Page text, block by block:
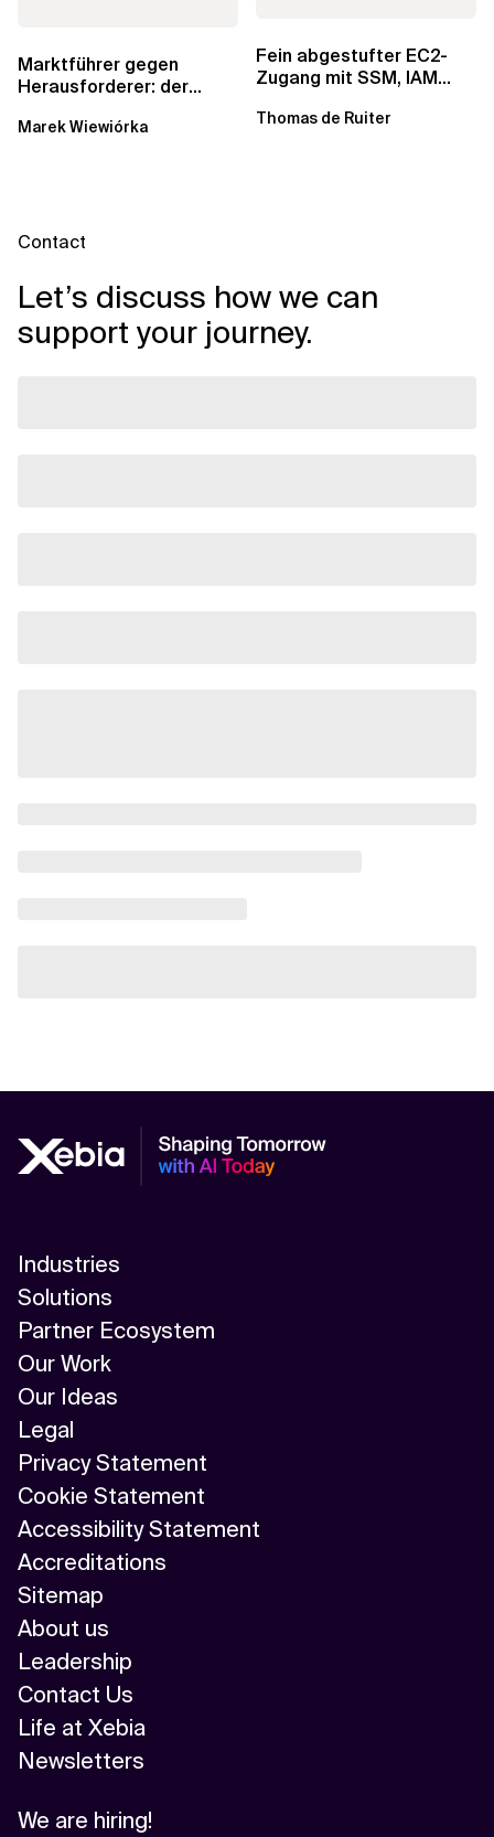
Marktführer gegen
Herausforderer: der
Datenkataloge in Data...
Marek Wiewiórka
Fein abgestufter EC2-
Zugang mit SSM, IAM
Thomas de Ruiter
Contact
Let’s discuss how we can
support your journey.
Industries
Solutions
Partner Ecosystem
Our Work
Our Ideas
Legal
Privacy Statement
Cookie Statement
Accessibility Statement
Accreditations
Sitemap
About us
Leadership
Contact Us
Life at Xebia
Newsletters
We are hiring!